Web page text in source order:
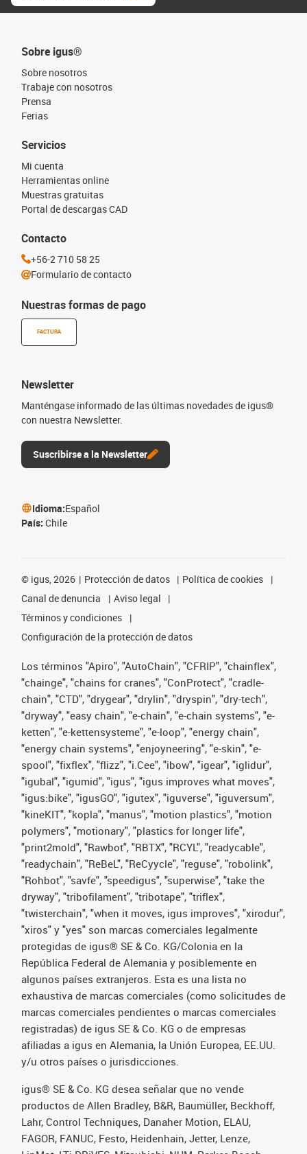
Sobre igus®
Sobre nosotros
Trabaje con nosotros
Prensa
Ferias
Nuestras formas de pago
FACTURA
Servicios
Mi cuenta
Herramientas online
Muestras gratuitas
Portal de descargas CAD
Newsletter
Manténgase informado de las últimas novedades de igus®
con nuestra Newsletter.
Suscribirse a la Newsletter
Contacto
+56-2 710 58 25
Formulario de contacto
Idioma:Español
País: Chile
© igus, 2026 Protección de datos
Política de cookies
Canal de denuncia
Aviso legal
Términos y condiciones
Configuración de la protección de datos
Los términos "Apiro", "AutoChain", "CFRIP", "chainflex",
"chainge", "chains for cranes", "ConProtect", "cradle-
chain", "CTD", "drygear", "drylin", "dryspin", "dry-tech",
"dryway", "easy chain", "e-chain", "e-chain systems", "e-
ketten", "e-kettensysteme", "e-loop", "energy chain",
"energy chain systems", "enjoyneering", "e-skin", "e-
spool", "fixflex", "flizz", "i.Cee", "ibow", "igear", "iglidur",
"igubal", "igumid", "igus", "igus improves what moves",
"igus:bike", "igusGO", "igutex", "iguverse", "iguversum",
"kineKIT", "kopla", "manus", "motion plastics", "motion
polymers", "motionary", "plastics for longer life",
"print2mold", "Rawbot", "RBTX", "RCYL", "readycable",
"readychain", "ReBeL", "ReCyycle", "reguse", "robolink",
"Rohbot", "savfe", "speedigus", "superwise", "take the
dryway", "tribofilament", "tribotape", "triflex",
"twisterchain", "when it moves, igus improves", "xirodur",
"xiros" y "yes" son marcas comerciales legalmente
protegidas de igus® SE & Co. KG/Colonia en la
República Federal de Alemania y posiblemente en
algunos países extranjeros. Esta es una lista no
exhaustiva de marcas comerciales (como solicitudes de
marcas comerciales pendientes o marcas comerciales
registradas) de igus SE & Co. KG o de empresas
afiliadas a igus en Alemania, la Unión Europea, EE.UU.
y/u otros países o jurisdicciones.
igus® SE & Co. KG desea señalar que no vende
productos de Allen Bradley, B&R, Baumüller, Beckhoff,
Lahr, Control Techniques, Danaher Motion, ELAU,
FAGOR, FANUC, Festo, Heidenhain, Jetter, Lenze,